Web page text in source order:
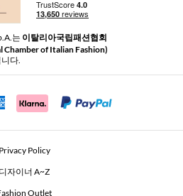
는 이탈리아국립패션협회
Chamber of Italian Fashion)
다.
Privacy Policy
디자이너 A~Z
Outlet